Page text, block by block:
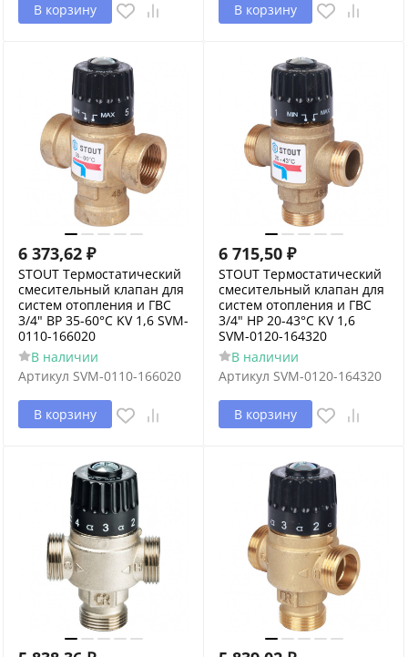
В корзину В корзину
6 373,62 ₽
STOUT Термостатический
смесительный клапан для
систем отопления и ГВС
3/4" ВР 35-60°С KV 1,6 SVM-
0110-166020
В наличии
Артикул SVM-0110-166020
В корзину
6 715,50 ₽
STOUT Термостатический
смесительный клапан для
систем отопления и ГВС
3/4" НР 20-43°С KV 1,6
SVM-0120-164320
В наличии
Артикул SVM-0120-164320
В корзину